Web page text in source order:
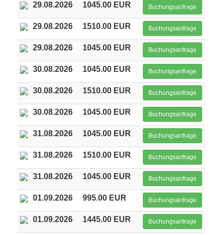
29.08.2026 1045.00 EUR Buchungsanfrage
29.08.2026 1510.00 EUR Buchungsanfrage
29.08.2026 1045.00 EUR Buchungsanfrage
30.08.2026 1045.00 EUR Buchungsanfrage
30.08.2026 1510.00 EUR Buchungsanfrage
30.08.2026 1045.00 EUR Buchungsanfrage
31.08.2026 1045.00 EUR Buchungsanfrage
31.08.2026 1510.00 EUR Buchungsanfrage
31.08.2026 1045.00 EUR Buchungsanfrage
01.09.2026 995.00 EUR Buchungsanfrage
01.09.2026 1445.00 EUR Buchungsanfrage